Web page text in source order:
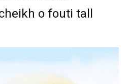
o fouti tall